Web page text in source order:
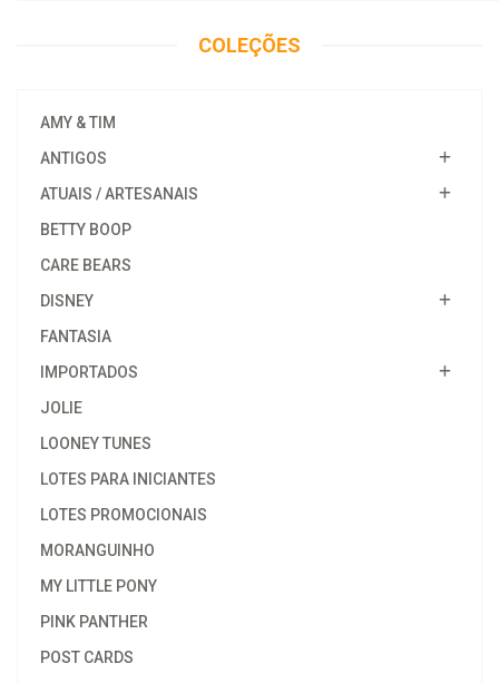
COLEÇÕES
AMY & TIM
ANTIGOS
ATUAIS / ARTESANAIS
BETTY BOOP
CARE BEARS
DISNEY
FANTASIA
IMPORTADOS
JOLIE
LOONEY TUNES
LOTES PARA INICIANTES
LOTES PROMOCIONAIS
MORANGUINHO
MY LITTLE PONY
PINK PANTHER
POST CARDS